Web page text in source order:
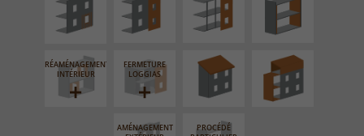
RÉAMÉNAGEMENT
INTÉRIEUR
FERMETURE
LOGGIAS
RÉFECTION DES
TOITURES
SURÉLÉVATION
EXTENSION
AMÉNAGEMENT
PROCÉDÉ